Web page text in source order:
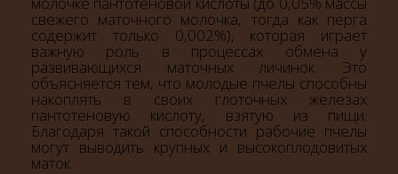
свежего маточного молочка, тогда как перга
содержит только 0,002%), которая играет
важную роль в процессах обмена у
развивающихся маточных личинок. Это
объясняется тем, что молодые пчелы способны
накоплять в своих глоточных железах
пантотеновую кислоту, взятую из пищи.
Благодаря такой способности рабочие пчелы
могут выводить крупных и высокоплодовитых
маток.